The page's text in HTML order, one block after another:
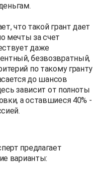
что такой грант дает
мечты за счет
даже
безвозвратный,
по такому гранту
до шансов
зависит от полноты
а оставшиеся 40% -
предлагает
варианты: